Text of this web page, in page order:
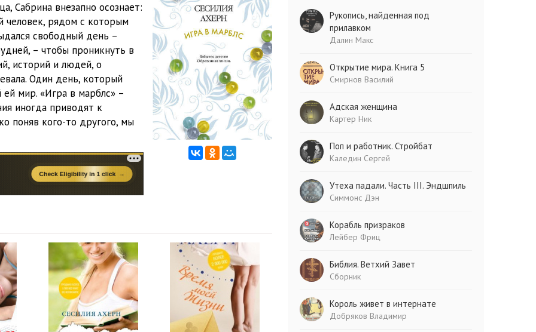
19:03
20:16
16:39
19:12
13:47
20:55
06:39
12:31
19:48
Сабрина внезапно осознает:
человек, рядом с которым
свободный день –
– чтобы проникнуть в
историй и людей, о
Один день, который
мир. «Игра в марблс» –
иногда приводят к
поняв кого-то другого, мы
Рукопись, найденная под
прилавком
Далин Макс
Открытие мира. Книга 5
Смирнов Василий
Адская женщина
Картер Ник
Поп и работник. Стройбат
Каледин Сергей
Утеха падали. Часть III. Эндшпиль
Симмонс Дэн
Корабль призраков
Лейбер Фриц
Библия. Ветхий Завет
Сборник
Король живет в интернате
Добряков Владимир